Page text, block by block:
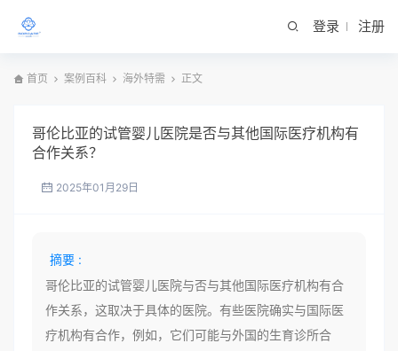
登录 注册
首页 案例百科 海外特需 正文
哥伦比亚的试管婴儿医院是否与其他国际医疗机构有
合作关系？
2025年01月29日
摘要 :
哥伦比亚的试管婴儿医院与否与其他国际医疗机构有合
作关系，这取决于具体的医院。有些医院确实与国际医
疗机构有合作，例如，它们可能与外国的生育诊所合